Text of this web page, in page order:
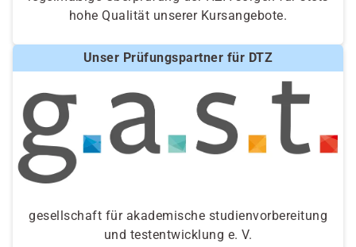
hohe Qualität unserer Kursangebote.
Unser Prüfungspartner für DTZ
gesellschaft für akademische studienvorbereitung
und testentwicklung e. V.